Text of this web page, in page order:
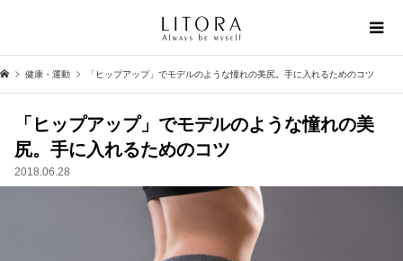
健康・運動 「ヒップアップ」でモデルのような憧れの美尻。手に入れるためのコツ
「ヒップアップ」でモデルのような憧れの美
尻。手に入れるためのコツ
2018.06.28